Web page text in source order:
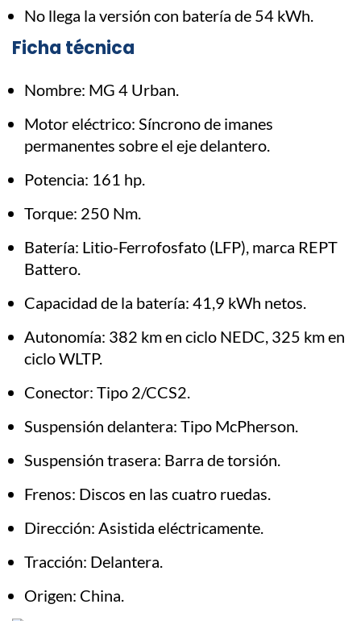
No llega la versión con batería de 54 kWh.
Ficha técnica
Nombre: MG 4 Urban.
Motor eléctrico: Síncrono de imanes
permanentes sobre el eje delantero.
Potencia: 161 hp.
Torque: 250 Nm.
Batería: Litio-Ferrofosfato (LFP), marca REPT
Battero.
Capacidad de la batería: 41,9 kWh netos.
Autonomía: 382 km en ciclo NEDC, 325 km en
ciclo WLTP.
Conector: Tipo 2/CCS2.
Suspensión delantera: Tipo McPherson.
Suspensión trasera: Barra de torsión.
Frenos: Discos en las cuatro ruedas.
Dirección: Asistida eléctricamente.
Tracción: Delantera.
Origen: China.